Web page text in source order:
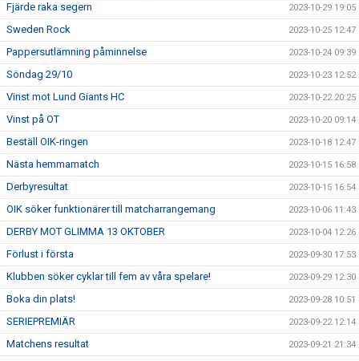
Fjärde raka segern 2023-10-29 19:05
Sweden Rock 2023-10-25 12:47
Pappersutlämning påminnelse 2023-10-24 09:39
Söndag 29/10 2023-10-23 12:52
Vinst mot Lund Giants HC 2023-10-22 20:25
Vinst på OT 2023-10-20 09:14
Beställ OIK-ringen 2023-10-18 12:47
Nästa hemmamatch 2023-10-15 16:58
Derbyresultat 2023-10-15 16:54
OIK söker funktionärer till matcharrangemang 2023-10-06 11:43
DERBY MOT GLIMMA 13 OKTOBER 2023-10-04 12:26
Förlust i första 2023-09-30 17:53
Klubben söker cyklar till fem av våra spelare! 2023-09-29 12:30
Boka din plats! 2023-09-28 10:51
SERIEPREMIÄR 2023-09-22 12:14
Matchens resultat 2023-09-21 21:34